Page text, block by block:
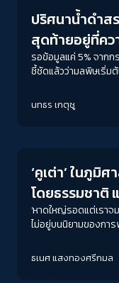
ปริศนาน้ำดำส
สุดท้ายอยู่ที่ค
ชี้ตัวการผู้ก่อ
รอข้อมูลแค่ 5% จาก
ชี้ชัดแล้วว่ามลพิษเริ่ม
นทธร เกตุชู
‘คูเต่า’ ในภูมิ
โดยธรรมชาติ
‘คนปลายน้ำ’
'หาดใหญ่รอดแต่เราจ
ไม่อยู่บนนิยามของกา
ธเนศ แสงทองศรีกมล
คอนท
โหมดข
ซ่อนรู
ลดการ